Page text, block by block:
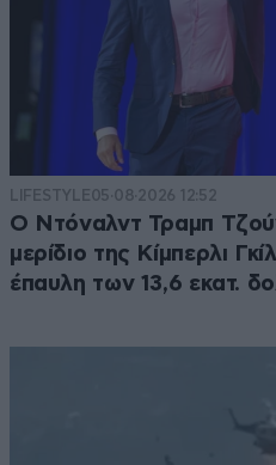
LIFESTYLE05·08·2026 12:52
Ο Ντόναλντ Τραμπ
μερίδιο της Κίμπερλι
έπαυλη των 13,6 εκατ.